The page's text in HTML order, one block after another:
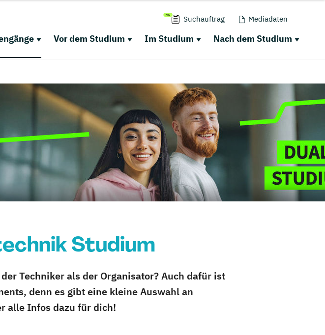
Suchauftrag Mediadaten
Vor dem Studium Im Studium Nach dem Studium
Studium
Techniker als der Organisator? Auch dafür ist
denn es gibt eine kleine Auswahl an
alle Infos dazu für dich!